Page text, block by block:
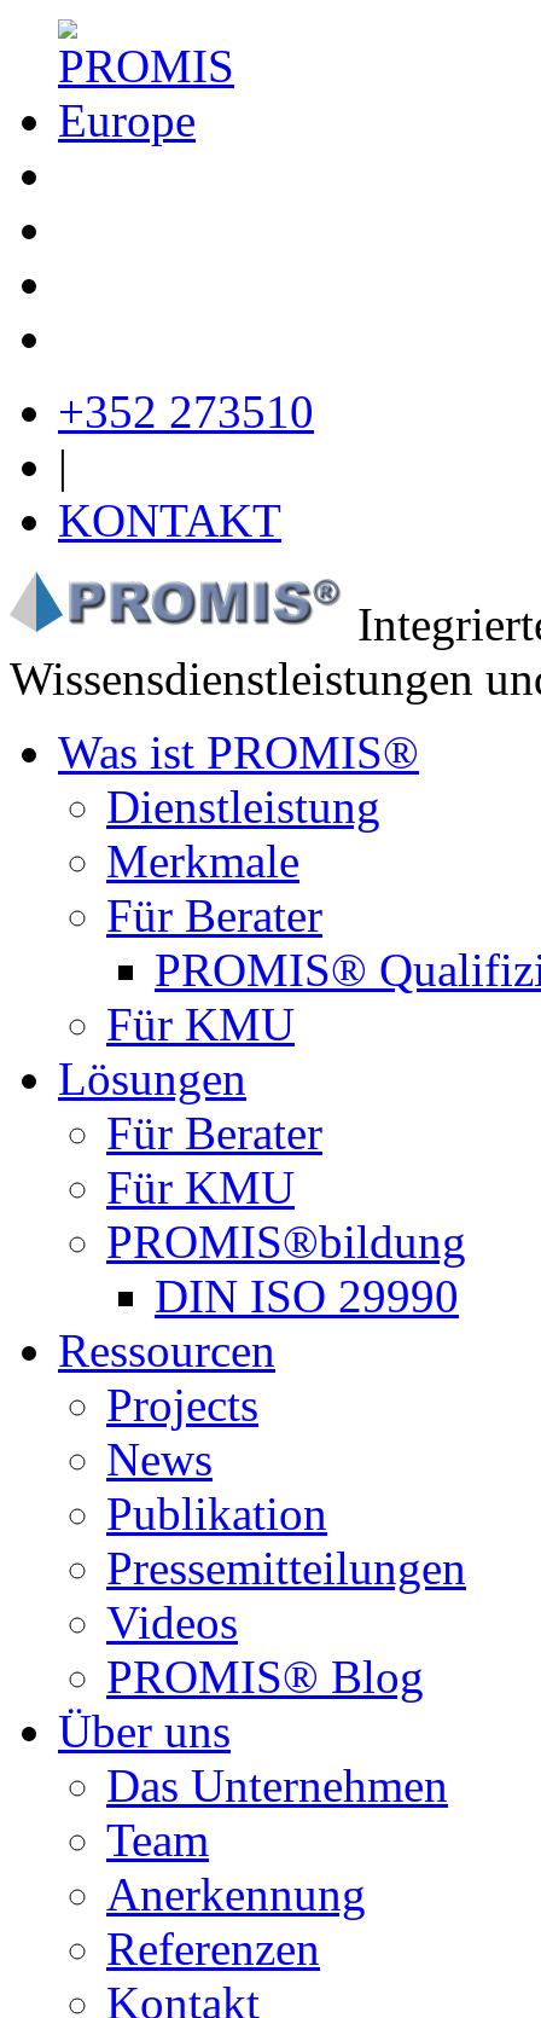
+352 273510
|
KONTAKT
Wissensdienstleistungen
Was ist PROMIS®
Dienstleistung
Merkmale
Für Berater
PROMIS®
Für KMU
Lösungen
Für Berater
Für KMU
PROMIS®bildung
DIN ISO 29990
Ressourcen
Projects
News
Publikation
Pressemitteilungen
Videos
PROMIS® Blog
Über uns
Das Unternehmen
Team
Anerkennung
Referenzen
Kontakt